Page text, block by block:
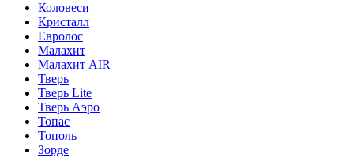
Коловеси
Кристалл
Евролос
Малахит
Малахит AIR
Тверь
Тверь Lite
Тверь Аэро
Топас
Тополь
Зорде